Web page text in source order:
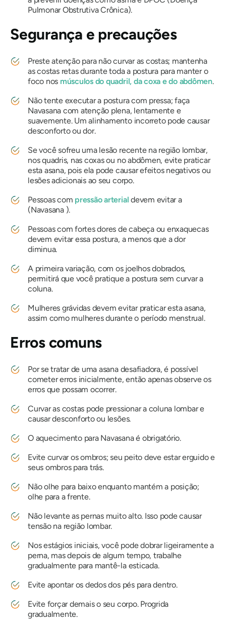
Pulmonar Obstrutiva Crônica).
Segurança e precauções
Preste atenção para não curvar as costas; mantenha
as costas retas durante toda a postura para manter o
foco nos músculos do quadril, da coxa e do abdômen.
Não tente executar a postura com pressa; faça
Navasana com atenção plena, lentamente e
suavemente. Um alinhamento incorreto pode causar
desconforto ou dor.
Se você sofreu uma lesão recente na região lombar,
nos quadris, nas coxas ou no abdômen, evite praticar
esta asana, pois ela pode causar efeitos negativos ou
lesões adicionais ao seu corpo.
Pessoas com pressão arterial devem evitar a
(Navasana).
Pessoas com fortes dores de cabeça ou enxaquecas
devem evitar essa postura, a menos que a dor
diminua.
A primeira variação, com os joelhos dobrados,
permitirá que você pratique a postura sem curvar a
coluna.
Mulheres grávidas devem evitar praticar esta asana,
assim como mulheres durante o período menstrual.
Erros comuns
Por se tratar de uma asana desafiadora, é possível
cometer erros inicialmente, então apenas observe os
erros que possam ocorrer.
Curvar as costas pode pressionar a coluna lombar e
causar desconforto ou lesões.
O aquecimento para Navasanaé obrigatório.
Evite curvar os ombros; seu peito deve estar erguido e
seus ombros para trás.
Não olhe para baixo enquanto mantém a posição;
olhe para a frente.
Não levante as pernas muito alto. Isso pode causar
tensão na região lombar.
Nos estágios iniciais, você pode dobrar ligeiramente a
perna, mas depois de algum tempo, trabalhe
gradualmente para mantê-la esticada.
Evite apontar os dedos dos pés para dentro.
Evite forçar demais o seu corpo. Progrida
gradualmente.